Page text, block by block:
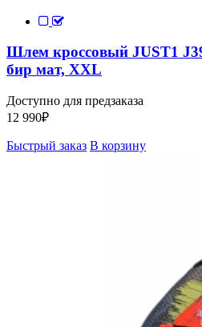
Шлем кроссовый JUST1
бир мат, XXL
Доступно для предзаказа
12 990₽
Быстрый заказ В корзину